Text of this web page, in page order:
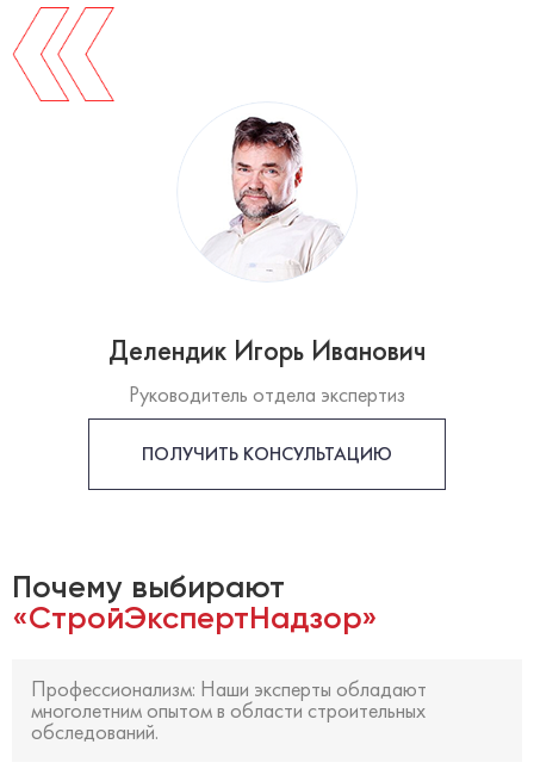
Делендик Игорь Иванович
Руководитель отдела экспертиз
ПОЛУЧИТЬ КОНСУЛЬТАЦИЮ
Почему выбирают
«СтройЭкспертНадзор»
Профессионализм: Наши эксперты обладают
многолетним опытом в области строительных
обследований.